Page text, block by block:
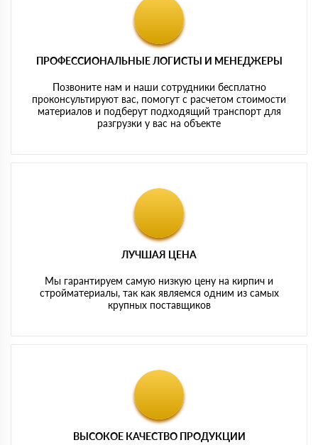
ПРОФЕССИОНАЛЬНЫЕ ЛОГИСТЫ И МЕНЕДЖЕРЫ
Позвоните нам и наши сотрудники бесплатно
проконсультируют вас, помогут с расчетом стоимости
материалов и подберут подходящий транспорт для
разгрузки у вас на объекте
ЛУЧШАЯ ЦЕНА
Мы гарантируем самую низкую цену на кирпич и
стройматериалы, так как являемся одним из самых
крупных поставщиков
ВЫСОКОЕ КАЧЕСТВО ПРОДУКЦИИ